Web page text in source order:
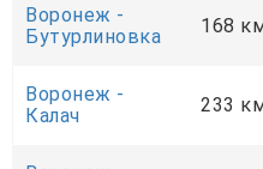
Воронеж -
Бутурлиновка
168
Воронеж -
Калач
233